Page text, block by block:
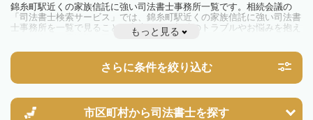
錦糸町駅近くの家族信託に強い司法書士事務所一覧です。相続会議の
「司法書士検索サービス」では、錦糸町駅近くの家族信託に強い司法書
士事務所を一覧で見ることが出来ます。相続のトラブルやお悩みを抱え
ている方は一度近隣の司法書士に相談してみましょう。
もっと見る
さらに条件を絞り込む
市区町村から司法書士を探す